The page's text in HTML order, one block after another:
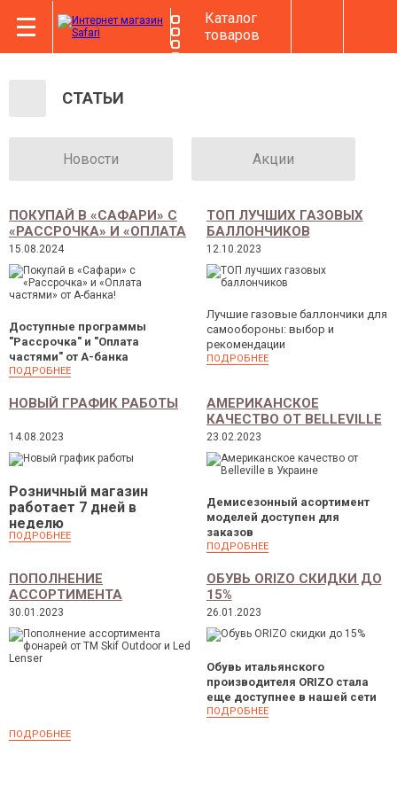
Каталог
товаров
СТАТЬИ
Новости Акции
ПОКУПАЙ В «САФАРИ» С
«РАССРОЧКА» И «ОПЛАТА
ЧАСТЯМИ» ОТ А-БАНКА!
15.08.2024
Доступные программы
"Рассрочка" и "Оплата
частями" от А-банка
ПОДРОБНЕЕ
ТОП ЛУЧШИХ ГАЗОВЫХ
БАЛЛОНЧИКОВ
12.10.2023
Лучшие газовые баллончики для
самообороны: выбор и
рекомендации
ПОДРОБНЕЕ
НОВЫЙ ГРАФИК РАБОТЫ
14.08.2023
Розничный магазин
работает 7 дней в
неделю
ПОДРОБНЕЕ
АМЕРИКАНСКОЕ
КАЧЕСТВО ОТ BELLEVILLE
В УКРАИНЕ
23.02.2023
Демисезонный асортимент
моделей доступен для
заказов
ПОДРОБНЕЕ
ПОПОЛНЕНИЕ
АССОРТИМЕНТА
ФОНАРЕЙ ОТ ТМ SKIF
OUTDOOR И LED LENSER
30.01.2023
ПОДРОБНЕЕ
ОБУВЬ ORIZO CКИДКИ ДО
15%
26.01.2023
Обувь итальянского
производителя ORIZO стала
еще доступнее в нашей сети
ПОДРОБНЕЕ